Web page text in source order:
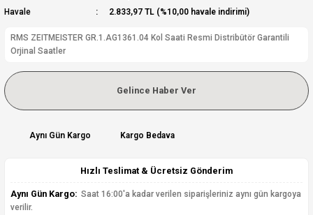
Havale
2.833,97 TL (%10,00 havale indirimi)
RMS ZEITMEISTER GR.1.AG1361.04 Kol Saati Resmi Distribütör Garantili
Orjinal Saatler
Gelince Haber Ver
Aynı Gün Kargo Kargo Bedava
Hızlı Teslimat & Ücretsiz Gönderim
Aynı Gün Kargo: Saat 16:00'a kadar verilen siparişleriniz aynı gün kargoya
verilir.